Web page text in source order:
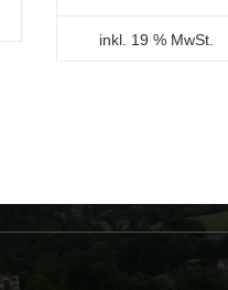
inkl. 19 % MwSt.